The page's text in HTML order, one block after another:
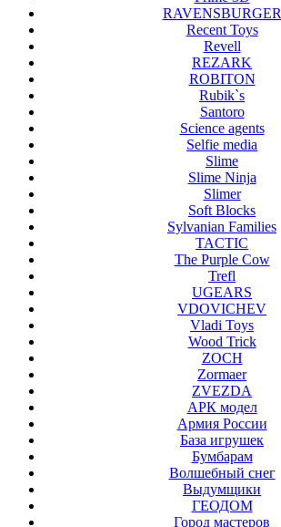
RAVENSBURGER
Recent Toys
Revell
REZARK
ROBITON
Rubik`s
Santoro
Science agents
Selfie media
Slime
Slime Ninja
Slimer
Soft Blocks
Sylvanian Families
TACTIC
The Purple Cow
Trefl
UGEARS
VDOVICHEV
Vladi Toys
Wood Trick
ZOCH
Zormaer
ZVEZDA
АРК модел
Армия России
База игрушек
Бумбарам
Волшебный снег
Выдумщики
ГЕОДОМ
Город мастеров